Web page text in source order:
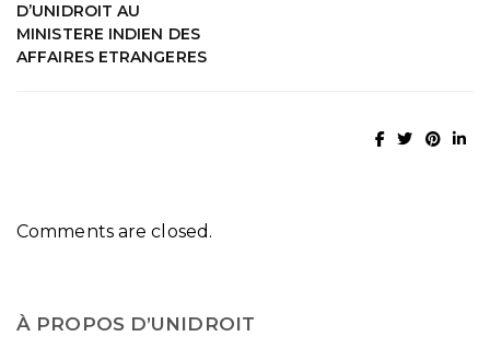
D’UNIDROIT AU
MINISTERE INDIEN DES
AFFAIRES ETRANGERES
Comments are closed.
À PROPOS D’UNIDROIT